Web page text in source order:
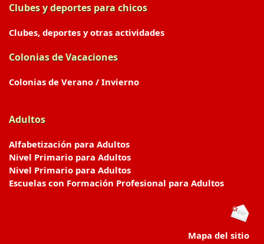
Clubes y deportes para chicos
Clubes, deportes y otras actividades
Colonias de Vacaciones
Colonias de Verano / Invierno
Adultos
Alfabetización para Adultos
Nivel Primario para Adultos
Nivel Primario para Adultos
Escuelas con Formación Profesional para Adultos
Mapa del sitio